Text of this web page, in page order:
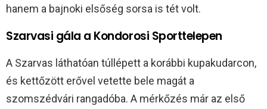
hanem a bajnoki elsőség sorsa is tét volt.
Szarvasi gála a Kondorosi Sporttelepen
A Szarvas láthatóan túllépett a korábbi kupakudarcon,
és kettőzött erővel vetette bele magát a
szomszédvári rangadóba. A mérkőzés már az első